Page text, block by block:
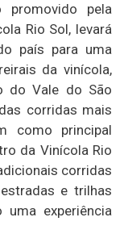
pela
Rio Sol, levará
país para uma
da vinícola,
do Vale do São
corridas mais
como principal
da Vinícola Rio
corridas
e trilhas
uma experiência